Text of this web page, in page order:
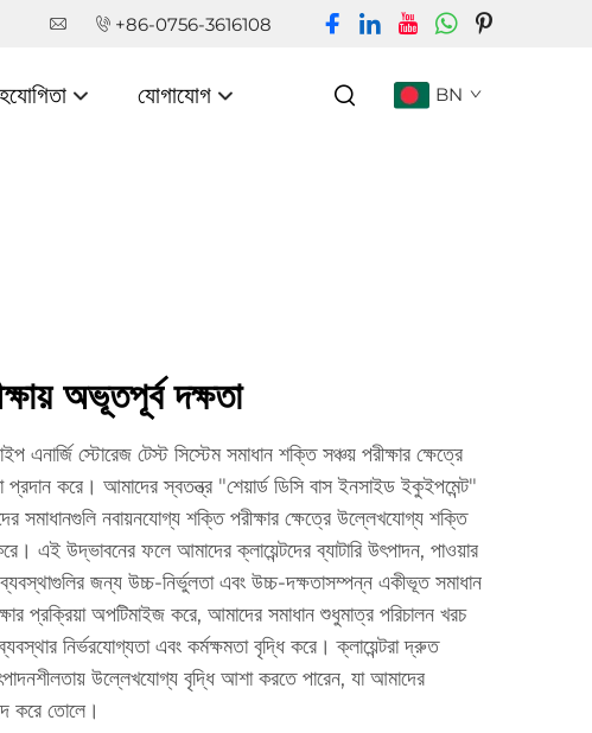
+86-0756-3616108
যোগাযোগ BN
অভূতপূর্ব দক্ষতা
এনার্জি স্টোরেজ টেস্ট সিস্টেম সমাধান শক্তি সঞ্চয় পরীক্ষার ক্ষেত্রে
প্রদান করে। আমাদের স্বতন্ত্র "শেয়ার্ড ডিসি বাস ইনসাইড ইকুইপমেন্ট"
সমাধানগুলি নবায়নযোগ্য শক্তি পরীক্ষার ক্ষেত্রে উল্লেখযোগ্য শক্তি
এই উদ্ভাবনের ফলে আমাদের ক্লায়েন্টদের ব্যাটারি উৎপাদন, পাওয়ার
জন্য উচ্চ-নির্ভুলতা এবং উচ্চ-দক্ষতাসম্পন্ন একীভূত সমাধান
প্রক্রিয়া অপটিমাইজ করে, আমাদের সমাধান শুধুমাত্র পরিচালন খরচ
নির্ভরযোগ্যতা এবং কর্মক্ষমতা বৃদ্ধি করে। ক্লায়েন্টরা দ্রুত
উল্লেখযোগ্য বৃদ্ধি আশা করতে পারেন, যা আমাদের
করে তোলে।